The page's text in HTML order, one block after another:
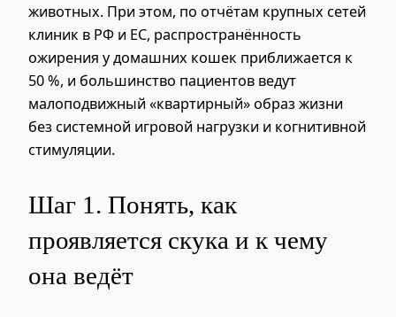
животных. При этом, по отчётам крупных сетей
клиник в РФ и ЕС, распространённость
ожирения у домашних кошек приближается к
50 %, и большинство пациентов ведут
малоподвижный «квартирный» образ жизни
без системной игровой нагрузки и когнитивной
стимуляции.
Шаг 1. Понять, как
проявляется скука и к чему
она ведёт